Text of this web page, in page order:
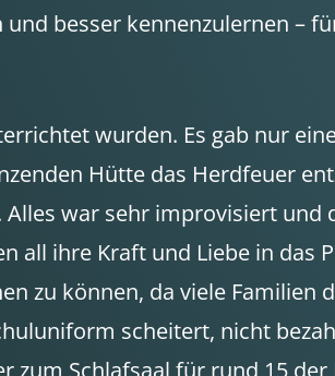
und besser kennenzulernen –
wurden. Es gab nur
Hütte das Herdfeuer
war sehr improvisiert und
all ihre Kraft und Liebe in das
zu können, da viele Familien
scheitert, nicht
zum Schlafsaal für rund 15 der